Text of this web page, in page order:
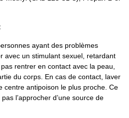
ayant des problèmes
avec un stimulant sexuel, retardant
rentrer en contact avec la peau,
du corps. En cas de contact, laver
centre antipoison le plus proche. Ce
l’approcher d’une source de